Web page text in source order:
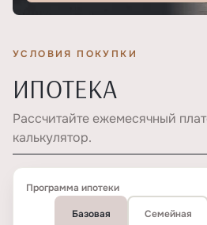
УСЛОВИЯ ПОКУПКИ
ИПОТЕКА
Рассчитайте ежемесячный
калькулятор.
Программа ипотеки
Базовая Семейная